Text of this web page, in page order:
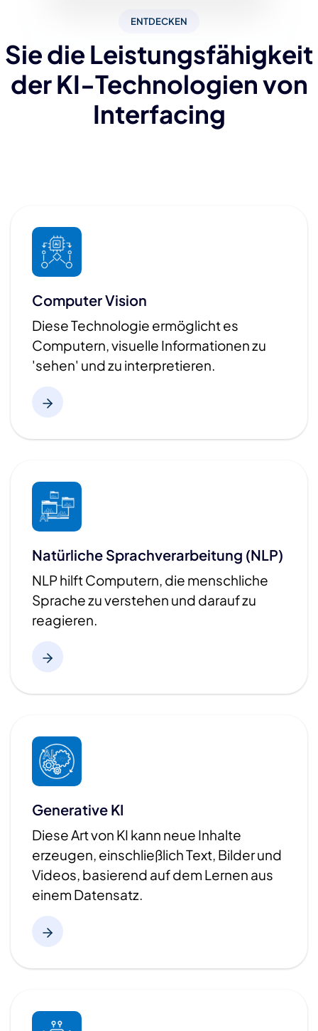
ENTDECKEN
Sie die Leistungsfähigkeit
der KI-Technologien von
Interfacing
Computer Vision
Diese Technologie ermöglicht es
Computern, visuelle Informationen zu
'sehen' und zu interpretieren.​
Natürliche Sprachverarbeitung (NLP)
NLP hilft Computern, die menschliche
Sprache zu verstehen und darauf zu
reagieren.​
Generative KI
Diese Art von KI kann neue Inhalte
erzeugen, einschließlich Text, Bilder und
Videos, basierend auf dem Lernen aus
einem Datensatz.​